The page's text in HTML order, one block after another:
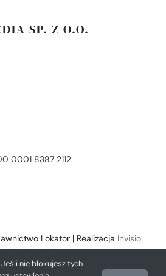
SP. Z O.O.
0001 8387 2112
Lokator | Realizacja Invisio
Solutions
nie blokujesz tych